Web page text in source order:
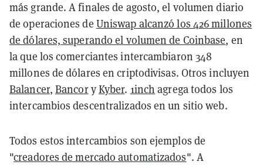
más grande. A finales de agosto, el volumen diario
de operaciones de Uniswap alcanzó los 426 millones
de dólares, superando el volumen de Coinbase, en
la que los comerciantes intercambiaron 348
millones de dólares en criptodivisas. Otros incluyen
Balancer,BancoryKyber. 1inch agrega todos los
intercambios descentralizados en un sitio web.
Todos estos intercambios son ejemplos de
"creadores de mercado automatizados". A